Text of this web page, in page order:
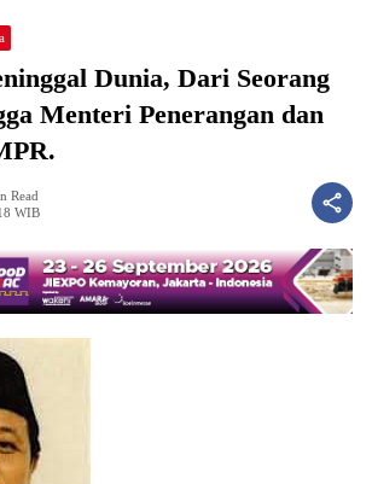
Dunia, Dari Seorang
Menteri Penerangan dan
Read
WIB